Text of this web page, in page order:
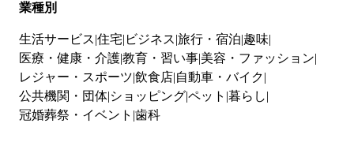
業種別
生活サービス 住宅 ビジネス 旅行・宿泊 趣味
医療・健康・介護教育・習い事 美容・ファッション
レジャー・スポーツ 飲食店 自動車・バイク
公共機関・団体 ショッピングペット 暮らし
冠婚葬祭・イベント 歯科